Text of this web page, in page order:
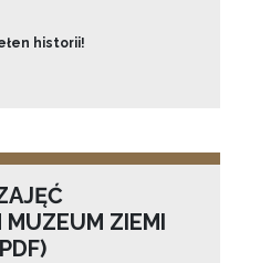
historii!
MUZEUM ZIEMI